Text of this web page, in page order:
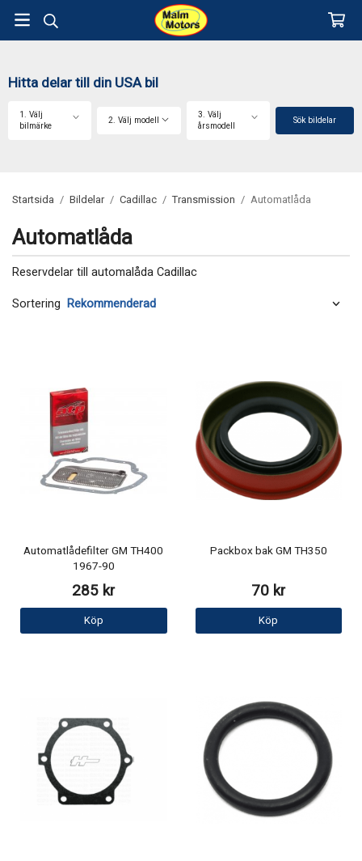
Hitta delar till din USA bil
1. Välj
bilmärke
2. Välj modell
3. Välj
årsmodell
Sök bildelar
Startsida / Bildelar / Cadillac / Transmission / Automatlåda
Automatlåda
Reservdelar till automalåda Cadillac
Sortering
Automatlådefilter GM TH400
1967-90
285 kr
Köp
Packbox bak GM TH350
70 kr
Köp